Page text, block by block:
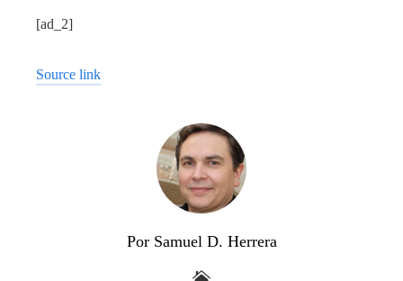
[ad_2]
Source link
Por Samuel D. Herrera